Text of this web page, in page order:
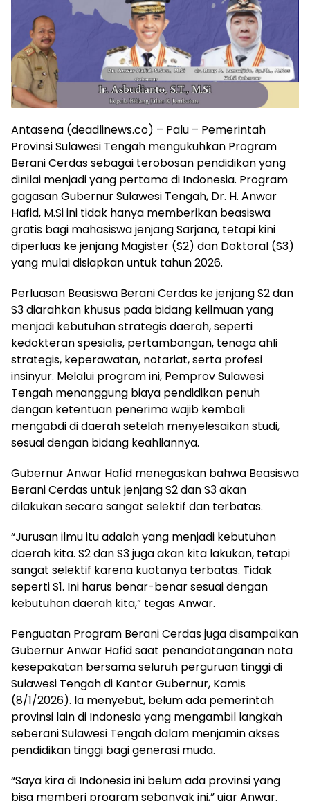
Antasena (deadlinews.co) – Palu – Pemerintah
Provinsi Sulawesi Tengah mengukuhkan Program
Berani Cerdas sebagai terobosan pendidikan yang
dinilai menjadi yang pertama di Indonesia. Program
gagasan Gubernur Sulawesi Tengah, Dr. H. Anwar
Hafid, M.Si ini tidak hanya memberikan beasiswa
gratis bagi mahasiswa jenjang Sarjana, tetapi kini
diperluas ke jenjang Magister (S2) dan Doktoral (S3)
yang mulai disiapkan untuk tahun 2026.
Perluasan Beasiswa Berani Cerdas ke jenjang S2 dan
S3 diarahkan khusus pada bidang keilmuan yang
menjadi kebutuhan strategis daerah, seperti
kedokteran spesialis, pertambangan, tenaga ahli
strategis, keperawatan, notariat, serta profesi
insinyur. Melalui program ini, Pemprov Sulawesi
Tengah menanggung biaya pendidikan penuh
dengan ketentuan penerima wajib kembali
mengabdi di daerah setelah menyelesaikan studi,
sesuai dengan bidang keahliannya.
Gubernur Anwar Hafid menegaskan bahwa Beasiswa
Berani Cerdas untuk jenjang S2 dan S3 akan
dilakukan secara sangat selektif dan terbatas.
“Jurusan ilmu itu adalah yang menjadi kebutuhan
daerah kita. S2 dan S3 juga akan kita lakukan, tetapi
sangat selektif karena kuotanya terbatas. Tidak
seperti S1. Ini harus benar-benar sesuai dengan
kebutuhan daerah kita,” tegas Anwar.
Penguatan Program Berani Cerdas juga disampaikan
Gubernur Anwar Hafid saat penandatanganan nota
kesepakatan bersama seluruh perguruan tinggi di
Sulawesi Tengah di Kantor Gubernur, Kamis
(8/1/2026). Ia menyebut, belum ada pemerintah
provinsi lain di Indonesia yang mengambil langkah
seberani Sulawesi Tengah dalam menjamin akses
pendidikan tinggi bagi generasi muda.
“Saya kira di Indonesia ini belum ada provinsi yang
bisa memberi program sebanyak ini,” ujar Anwar.